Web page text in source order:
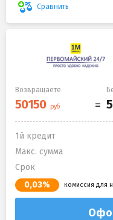
Сравнить
Возвращаете
1й кредит
Макс. сумма
Срок
0,03% комиссия для